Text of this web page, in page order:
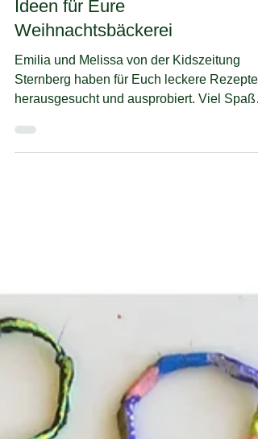
Ideen für Eure
Weihnachtsbäckerei
Emilia und Melissa von der Kidszeitung
Sternberg haben für Euch leckere Rezepte
herausgesucht und ausprobiert. Viel Spaß